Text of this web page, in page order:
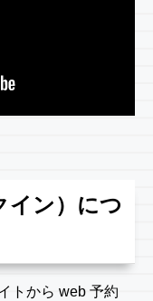
イン）につ
トから web 予約